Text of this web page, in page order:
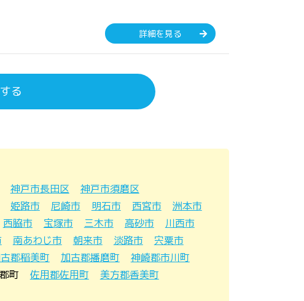
詳細を見る
る
神戸市長田区
神戸市須磨区
姫路市 尼崎市 明石市 西宮市
洲本市
西脇市 宝塚市 三木市 高砂市
川西市
南あわじ市 朝来市 淡路市
宍粟市
郡稲美町 加古郡播磨町
神崎郡市川町
町 佐用郡佐用町
美方郡香美町